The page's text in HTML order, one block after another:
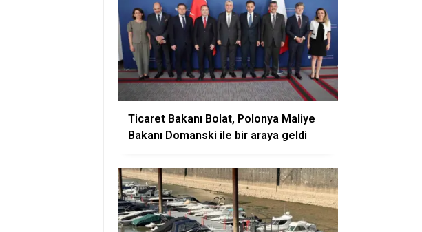
Ticaret Bakanı Bolat, Polonya Maliye
Bakanı Domanski ile bir araya geldi